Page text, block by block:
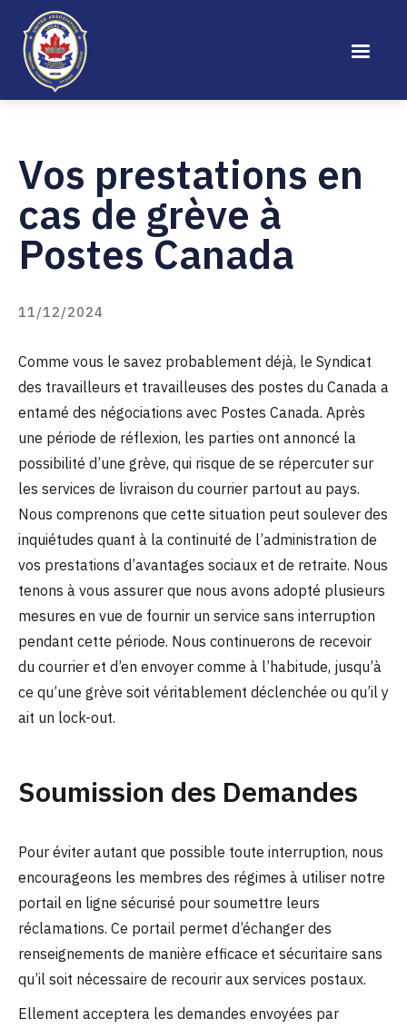
Vos prestations en
cas de grève à
Postes Canada
11/12/2024
Comme vous le savez probablement déjà, le Syndicat
des travailleurs et travailleuses des postes du Canada a
entamé des négociations avec Postes Canada. Après
une période de réflexion, les parties ont annoncé la
possibilité d’une grève, qui risque de se répercuter sur
les services de livraison du courrier partout au pays.
Nous comprenons que cette situation peut soulever des
inquiétudes quant à la continuité de l’administration de
vos prestations d’avantages sociaux et de retraite. Nous
tenons à vous assurer que nous avons adopté plusieurs
mesures en vue de fournir un service sans interruption
pendant cette période. Nous continuerons de recevoir
du courrier et d’en envoyer comme à l’habitude, jusqu’à
ce qu’une grève soit véritablement déclenchée ou qu’il y
ait un lock-out.
Soumission des Demandes
Pour éviter autant que possible toute interruption, nous
encourageons les membres des régimes à utiliser notre
portail en ligne sécurisé pour soumettre leurs
réclamations. Ce portail permet d’échanger des
renseignements de manière efficace et sécuritaire sans
qu’il soit nécessaire de recourir aux services postaux.
Ellement acceptera les demandes envoyées par